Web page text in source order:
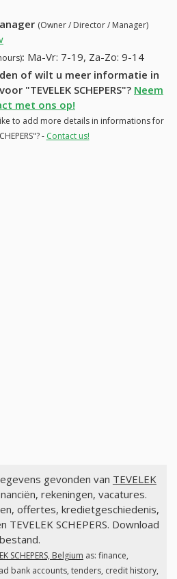
(Owner / Director / Manager)
: Ma-Vr: 7-19, Za-Zo: 9-14
of wilt u meer informatie in
"TEVELEK SCHEPERS"? Neem
met ons op!
to add more details in informations for
- Contact us!
gevonden van TEVELEK
rekeningen, vacatures.
offertes, kredietgeschiedenis,
SCHEPERS. Download
SCHEPERS, Belgium as: finance,
bank accounts, tenders, credit history,